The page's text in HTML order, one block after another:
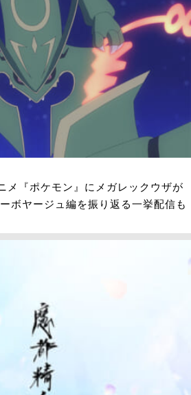
メ『ポケモン』にメガレックウザが
ボヤージュ編を振り返る一挙配信も